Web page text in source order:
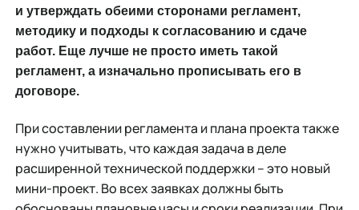
и утверждать обеими сторонами регламент,
методику и подходы к согласованию и сдаче
работ. Еще лучше не просто иметь такой
регламент, а изначально прописывать его в
договоре.
При составлении регламента и плана проекта также
нужно учитывать, что каждая задача в деле
расширенной технической поддержки – это новый
мини-проект. Во всех заявках должны быть